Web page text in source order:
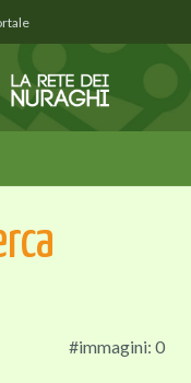
#immagini: 0